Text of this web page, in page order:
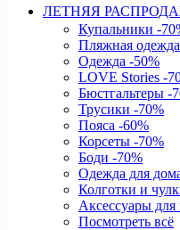
ЛЕТНЯЯ
Купальники -
Пляжная одежда
Одежда -50%
LOVE Stories -
Бюстгальтеры -
Трусики -70%
Пояса -60%
Корсеты -70%
Боди -70%
Одежда для
Колготки и
Аксессуары для
Посмотреть всё